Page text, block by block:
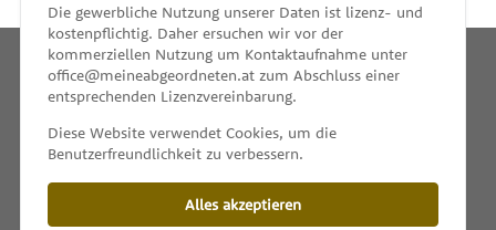
INFO
IMPRESSUM & KONTAKT
Die gewerbliche Nutzung unserer Daten ist lizenz- und
kostenpflichtig. Daher ersuchen wir vor der
kommerziellen Nutzung um Kontaktaufnahme unter
office@meineabgeordneten.at zum Abschluss einer
entsprechenden Lizenzvereinbarung.
Diese Website verwendet Cookies, um die
Benutzerfreundlichkeit zu verbessern.
Alles akzeptieren